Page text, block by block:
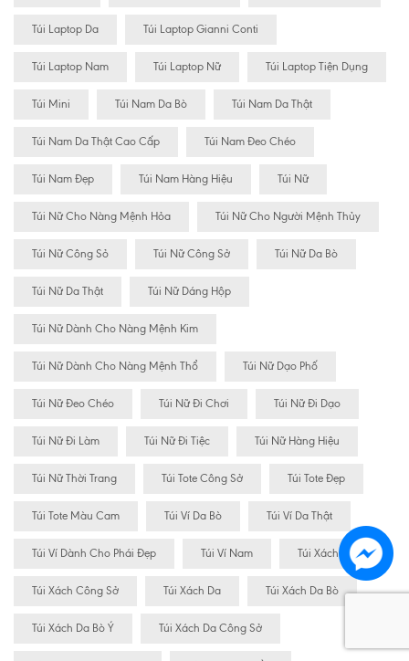
Túi Laptop Da Túi Laptop Gianni Conti
Túi Laptop Nam Túi Laptop Nữ Túi Laptop Tiện Dụng
Túi Mini Túi Nam Da Bò Túi Nam Da Thật
Túi Nam Da Thật Cao Cấp Túi Nam Đeo Chéo
Túi Nam Đẹp Túi Nam Hàng Hiệu Túi Nữ
Túi Nữ Cho Nàng Mệnh Hỏa Túi Nữ Cho Người Mệnh Thủy
Túi Nữ Công Sỏ Túi Nữ Công Sở Túi Nữ Da Bò
Túi Nữ Da Thật Túi Nữ Dáng Hộp
Túi Nữ Dành Cho Nàng Mệnh Kim
Túi Nữ Dành Cho Nàng Mệnh Thổ Túi Nữ Dạo Phố
Túi Nữ Đeo Chéo Túi Nữ Đi Chơi Túi Nữ Đi Dạo
Túi Nữ Đi Làm Túi Nữ Đi Tiệc Túi Nữ Hàng Hiệu
Túi Nữ Thời Trang Túi Tote Công Sở Túi Tote Đẹp
Túi Tote Màu Cam Túi Ví Da Bò Túi Ví Da Thật
Túi Ví Dành Cho Phái Đẹp Túi Ví Nam Túi Xách
Túi Xách Công Sở Túi Xách Da Túi Xách Da Bò
Túi Xách Da Bò Ý Túi Xách Da Công Sở